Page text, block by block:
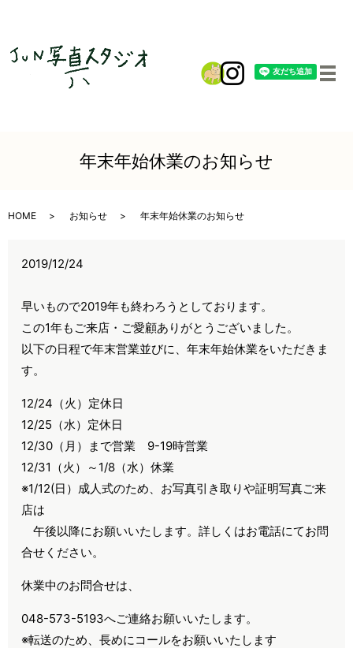
メ
年末年始休業のお知らせ
HOME お知らせ 年末年始休業のお知らせ
2019/12/24
早いもので2019年も終わろうとしております。
この1年もご来店・ご愛顧ありがとうございました。
以下の日程で年末営業並びに、年末年始休業をいただきま
す。
12/24（火）定休日
12/25（水）定休日
12/30（月）まで営業 9-19時営業
12/31（火）～1/8（水）休業
※1/12(日）成人式のため、お写真引き取りや証明写真ご来
店は
午後以降にお願いいたします。詳しくはお電話にてお問
合せください。
休業中のお問合せは、
048-573-5193へご連絡お願いいたします。
※転送のため、長めにコールをお願いいたします